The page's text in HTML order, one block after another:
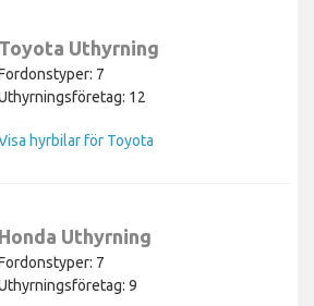
Toyota Uthyrning
7
12
hyrbilar för Toyota
Honda Uthyrning
7
9